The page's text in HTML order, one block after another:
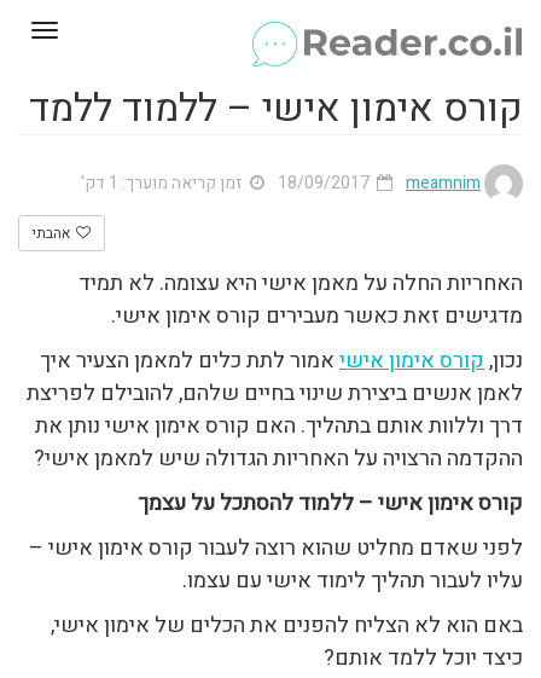
קורס אימון אישי – ללמוד ללמד
meamnim זמן קריאה מוערך: 1 דק'
אהבתי
האחריות החלה על מאמן אישי היא עצומה. לא תמיד
מדגישים זאת כאשר מעבירים קורס אימון אישי.
נכון,קורס אימון אישיאמור לתת כלים למאמן הצעיר איך
לאמן אנשים ביצירת שינוי בחיים שלהם, להובילם לפריצת
דרך וללוות אותם בתהליך. האם קורס אימון אישי נותן את
ההקדמה הרצויה על האחריות הגדולה שיש למאמן אישי?
קורס אימון אישי – ללמוד להסתכל על עצמך
לפני שאדם מחליט שהוא רוצה לעבור קורס אימון אישי –
עליו לעבור תהליך לימוד אישי עם עצמו.
באם הוא לא הצליח להפנים את הכלים של אימון אישי,
כיצד יוכל ללמד אותם?